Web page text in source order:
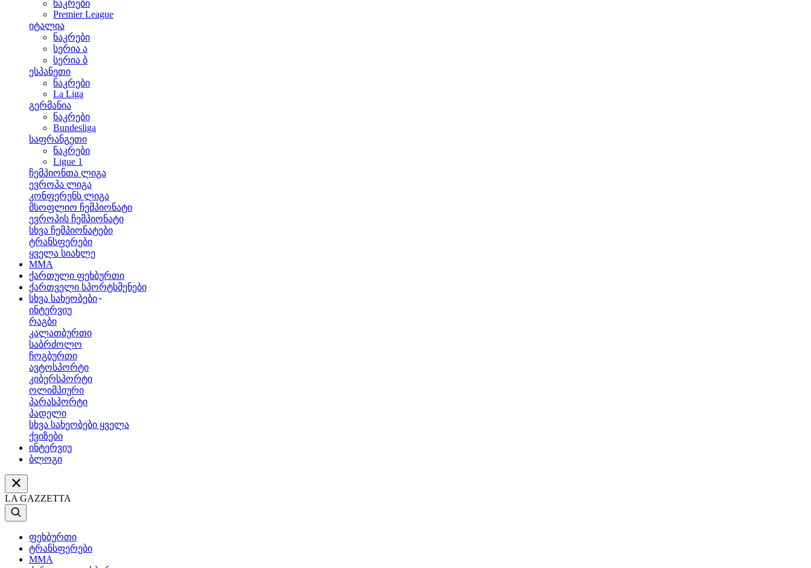
ნაკრები
Premier League
იტალია
ნაკრები
სერია ა
სერია ბ
ესპანეთი
ნაკრები
La Liga
გერმანია
ნაკრები
Bundesliga
საფრანგეთი
ნაკრები
Ligue 1
ჩემპიონთა ლიგა
ევროპა ლიგა
კონფერენს ლიგა
მსოფლიო ჩემპიონატი
ევროპის ჩემპიონატი
სხვა ჩემპიონატები
ტრანსფერები
ყველა სიახლე
MMA
ქართული ფეხბურთი
ქართველი სპორტსმენები
სხვა სახეობები
ინტერვიუ
რაგბი
კალათბურთი
საბრძოლო
ჩოგბურთი
ავტოსპორტი
კიბერსპორტი
ოლიმპიური
პარასპორტი
პადელი
სხვა სახეობები ყველა
ქვიზები
ინტერვიუ
ბლოგი
LA GAZZETTA
ფეხბურთი
ტრანსფერები
MMA